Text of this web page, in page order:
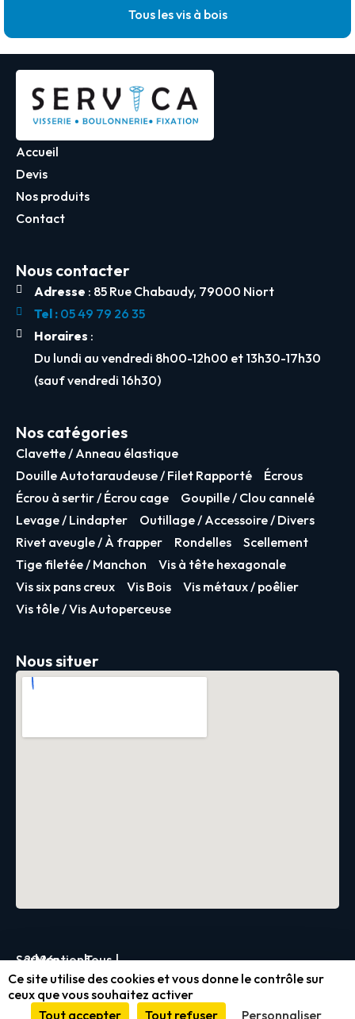
Tous les vis à bois
Accueil
Devis
Nos produits
Contact
Nous contacter
Adresse : 85 Rue Chabaudy, 79000 Niort
Tel :05 49 79 26 35
Horaires :
Du lundi au vendredi 8h00-12h00 et 13h30-17h30
(sauf vendredi 16h30)
Nos catégories
Clavette / Anneau élastique
Douille Autotaraudeuse / Filet Rapporté
Écrous
Écrou à sertir / Écrou cage
Goupille / Clou cannelé
Levage / Lindapter
Outillage / Accessoire / Divers
Rivet aveugle / À frapper
Rondelles
Scellement
Tige filetée / Manchon
Vis à tête hexagonale
Vis six pans creux
Vis Bois
Vis métaux / poêlier
Vis tôle / Vis Autoperceuse
Nous situer
Servica
2026
|Mentions
légales
et
|Tous
droits
réservés
|
Ce site utilise des cookies et vous donne le contrôle sur
ceux que vous souhaitez activer
Tout accepter
Tout refuser Personnaliser